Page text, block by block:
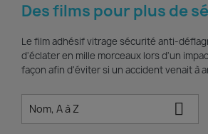
Des films pour plus de
Le film adhésif vitrage sécurité anti-
d'éclater en mille morceaux lors d'un
façon afin d'éviter si un accident venait à
Nom, A à Z 